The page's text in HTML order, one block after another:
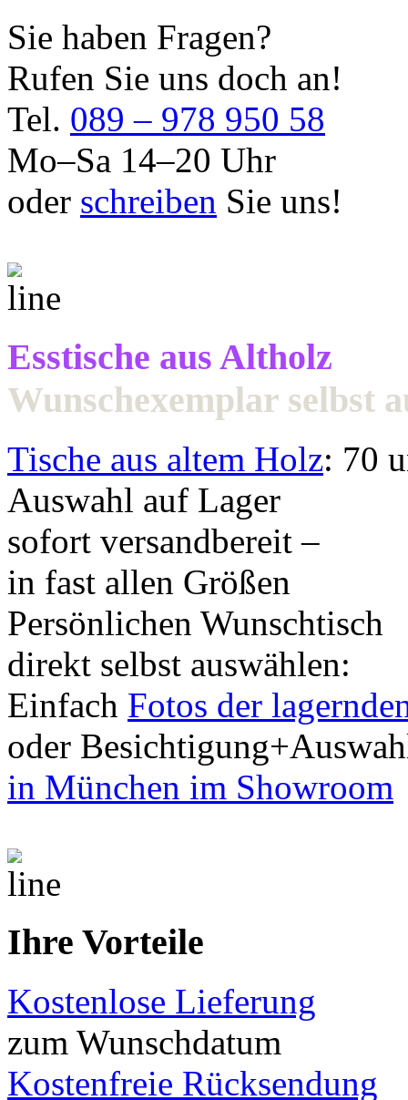
Sie haben Fragen?
Rufen Sie uns doch an!
Tel. 089 – 978 950 58
Mo–Sa 14–20 Uhr
oder schreiben Sie uns!
Esstische aus Altholz
Wunschexemplar selbst
Tische aus altem Holz: 70
Auswahl auf Lager
sofort versandbereit –
in fast allen Größen
Persönlichen Wunschtisch
direkt selbst auswählen:
Einfach Fotos der
oder
in München im Showroom
Ihre Vorteile
Kostenlose Lieferung
zum Wunschdatum
Kostenfreie Rücksendung